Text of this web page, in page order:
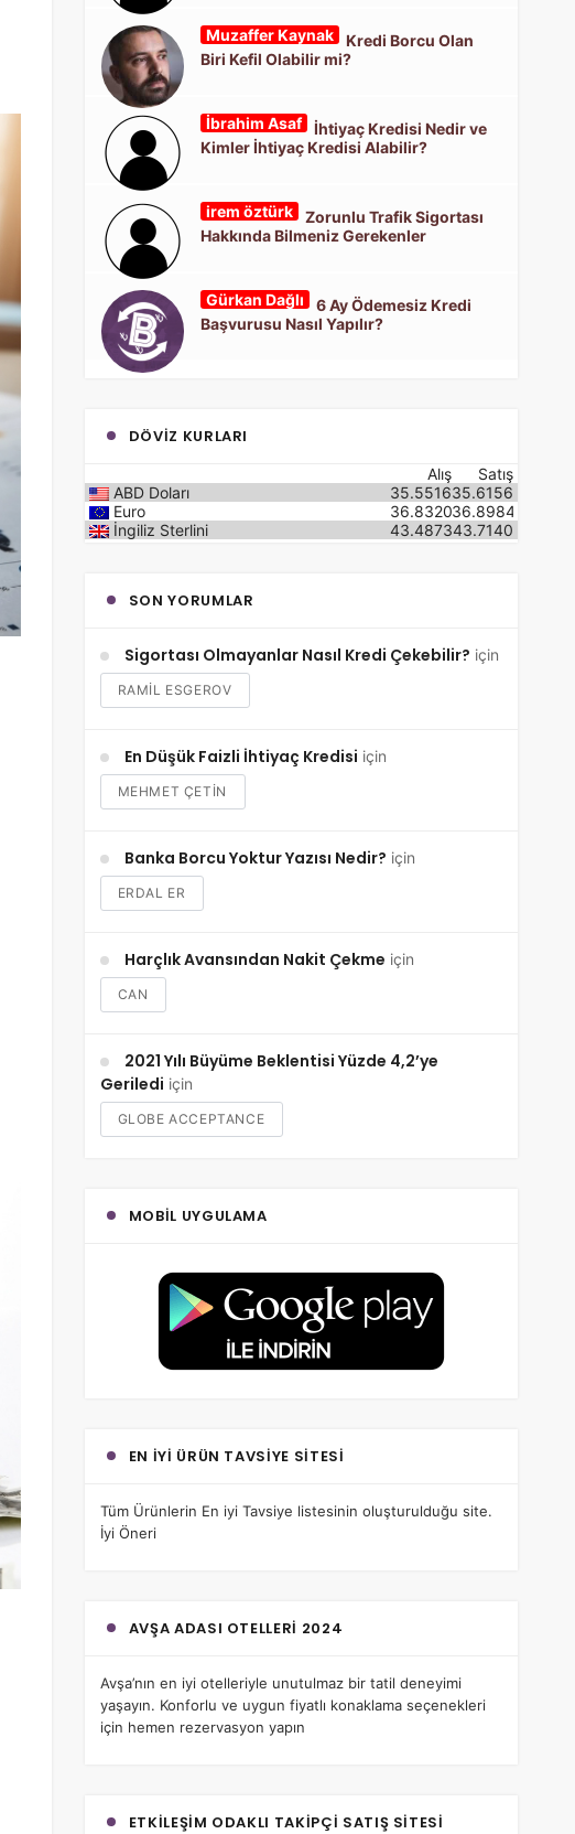
Muzaffer Kaynak
Kredi Borcu Olan
Biri Kefil Olabilir mi?
İbrahim Asaf
İhtiyaç Kredisi Nedir ve
Kimler İhtiyaç Kredisi Alabilir?
irem öztürk
Zorunlu Trafik Sigortası
Hakkında Bilmeniz Gerekenler
Gürkan Dağlı
6 Ay Ödemesiz Kredi
Başvurusu Nasıl Yapılır?
DÖVIZ KURLARI
Satış
Alış
ABD Doları
35.6156
35.5516
Euro
36.8984
36.8320
İngiliz Sterlini
43.7140
43.4873
SON YORUMLAR
Sigortası Olmayanlar Nasıl Kredi Çekebilir? için
RAMIL ESGEROV
En Düşük Faizli İhtiyaç Kredisi için
MEHMET ÇETİN
Banka Borcu Yoktur Yazısı Nedir? için
ERDAL ER
Harçlık Avansından Nakit Çekme için
CAN
2021 Yılı Büyüme Beklentisi Yüzde 4,2’ye
Geriledi için
GLOBE ACCEPTANCE
MOBIL UYGULAMA
EN İYI ÜRÜN TAVSIYE SITESI
Tüm Ürünlerin En iyi Tavsiye listesinin oluşturulduğu site.
İyi Öneri
AVŞA ADASI OTELLERI 2024
Avşa’nın en iyi otelleriyle unutulmaz bir tatil deneyimi
yaşayın. Konforlu ve uygun fiyatlı konaklama seçenekleri
için hemen rezervasyon yapın
ETKILEŞIM ODAKLI TAKIPÇI SATIŞ SITESI